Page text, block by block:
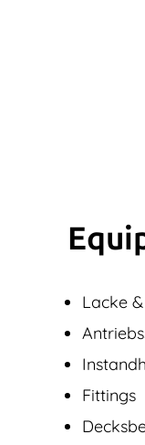
Lacke
Fittings